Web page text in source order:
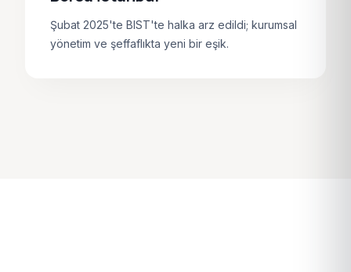
Şubat 2025'te BIST'te halka arz edildi; kurumsal
yönetim ve şeffaflıkta yeni bir eşik.